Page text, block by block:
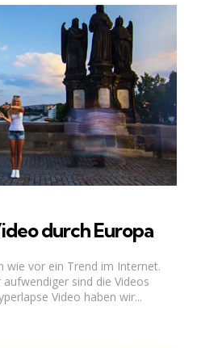
durch Europa
wie vor ein Trend im Internet.
sind die Videos
Video haben wir...